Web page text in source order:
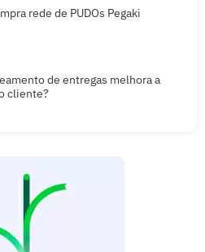
rede de PUDOs Pegaki
de entregas melhora a
cliente?